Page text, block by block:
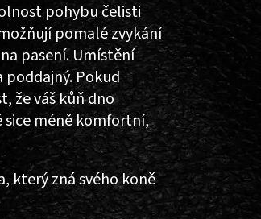
pohybu čelisti
pomalé zvykání
pasení. Umístění
Pokud
že váš kůň dno
méně komfortní,
který zná svého koně